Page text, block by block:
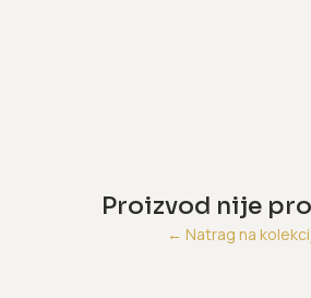
Proizvod nije
← Natrag na